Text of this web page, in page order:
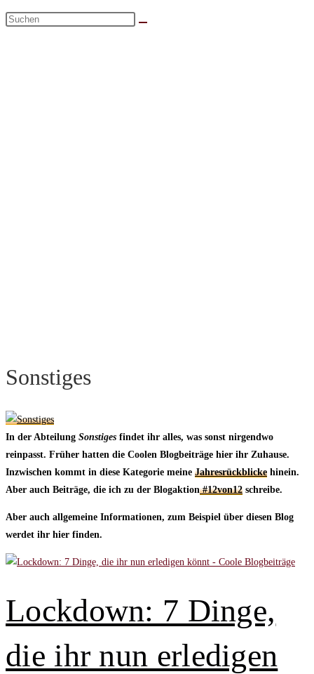
Sonstiges
In der Abteilung Sonstiges findet ihr alles, was sonst nirgendwo
reinpasst. Früher hatten die Coolen Blogbeiträge hier ihr Zuhause.
Inzwischen kommt in diese Kategorie meine Jahresrückblicke hinein.
Aber auch Beiträge, die ich zu der Blogaktion#12von12 schreibe.
Aber auch allgemeine Informationen, zum Beispiel über diesen Blog
werdet ihr hier finden.
Lockdown: 7 Dinge,
die ihr nun erledigen